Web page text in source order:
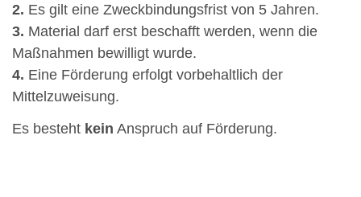
2. Es gilt eine Zweckbindungsfrist von 5 Jahren.
3. Material darf erst beschafft werden, wenn die
Maßnahmen bewilligt wurde.
4. Eine Förderung erfolgt vorbehaltlich der
Mittelzuweisung.
Es besteht kein Anspruch auf Förderung.